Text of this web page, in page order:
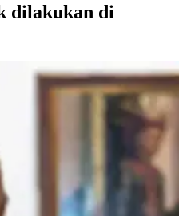
dilakukan di